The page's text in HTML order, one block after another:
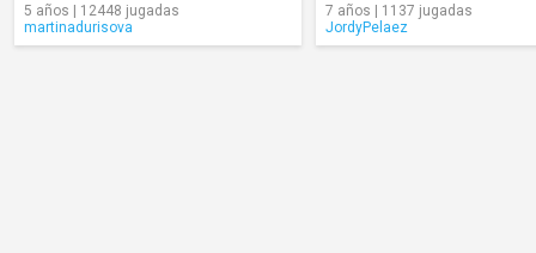
5 años | 12448 jugadas
martinadurisova
7 años | 1137 jugadas
JordyPelaez